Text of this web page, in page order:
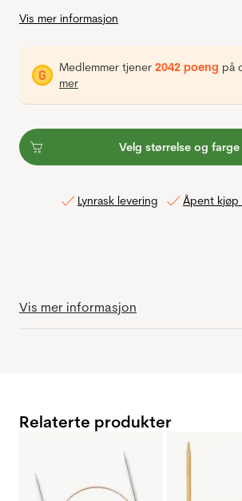
Vis mer informasjon
Medlemmer tjener 2042 poeng på
mer
Velg størrelse og farge
Lynrask levering Åpent kjøp
Vis mer informasjon
Relaterte produkter